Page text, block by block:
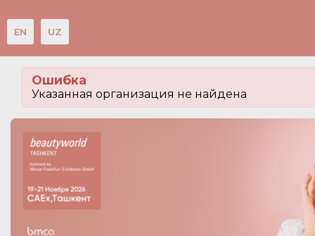
EN UZ
Ошибка
Указанная организация не найдена
Организации
О сервисе
Посетителям
Организаторам